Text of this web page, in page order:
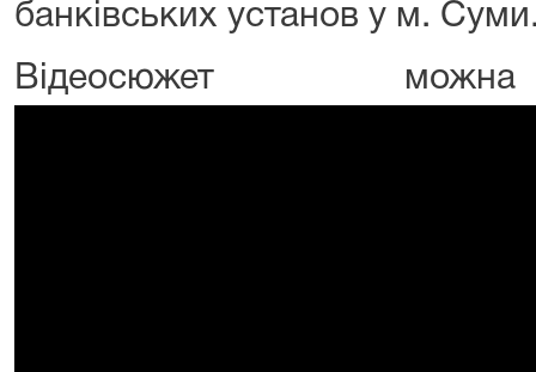
банківських установ у м.
Відеосюжет